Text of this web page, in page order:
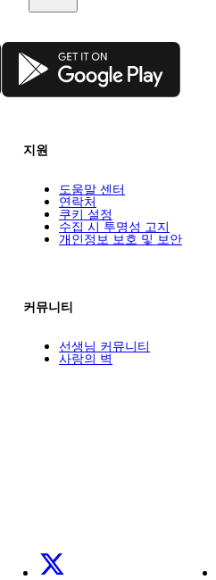
Google Play
지원
도움말 센터
연락처
쿠키 설정
수집 시 투명성 고지
개인정보 보호 및 보안
커뮤니티
선생님 커뮤니티
사랑의 벽
X